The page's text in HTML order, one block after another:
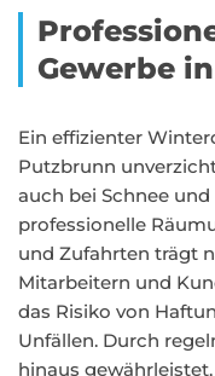
Gewerbe
Ein effizienter
Putzbrunn
auch bei Schnee
professionelle
und Zufahrten trägt
Mitarbeitern und
das Risiko von
Unfällen. Durch
hinaus